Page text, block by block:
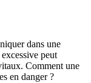
dans une
excessive peut
Comment une
en danger ?